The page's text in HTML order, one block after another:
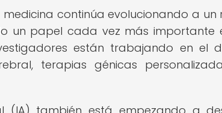
continúa evolucionando a un
un papel cada vez más importante
están trabajando en el
terapias génicas